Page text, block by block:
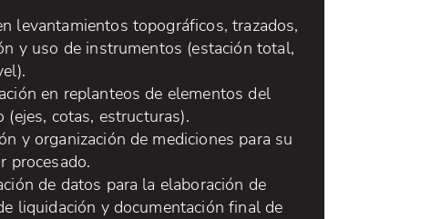
levantamientos topográficos, trazados,
y uso de instrumentos (estación total,
en replanteos de elementos del
(ejes, cotas, estructuras).
y organización de mediciones para su
procesado.
de datos para la elaboración de
liquidación y documentación final de